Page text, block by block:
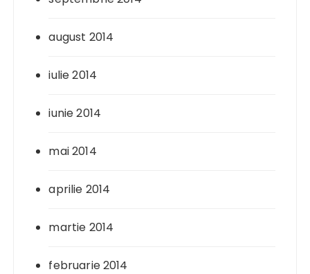
august 2014
iulie 2014
iunie 2014
mai 2014
aprilie 2014
martie 2014
februarie 2014